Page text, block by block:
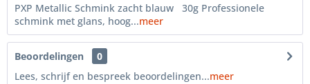
PXP Metallic Schmink zacht blauw 30g Professionele
schmink met glans, hoog...meer
Beoordelingen
0
Lees, schrijf en bespreek beoordelingen...meer